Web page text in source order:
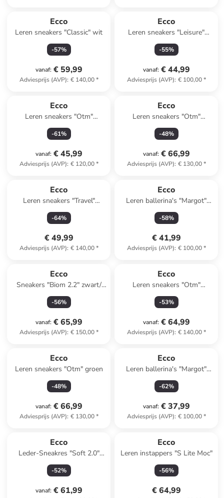
Ecco
Leren sneakers "Classic" wit
-57%
vanaf: € 59,99
Adviesprijs (AVP): € 140,00*
Ecco
Leren sneakers "Leisure"
lichtroze
-55%
vanaf: € 44,99
Adviesprijs (AVP): € 100,00*
Ecco
Leren sneakers "Otm"
lichtroze/wit/beige
-61%
vanaf: € 45,99
Adviesprijs (AVP): € 120,00*
Ecco
Leren sneakers "Otm"
kaki/zwart
-48%
vanaf: € 66,99
Adviesprijs (AVP): € 130,00*
Ecco
Leren sneakers "Travel"
lichtroze
-64%
€ 49,99
Adviesprijs (AVP): € 140,00*
Ecco
Leren ballerina's "Margot"
rood
-58%
€ 41,99
Adviesprijs (AVP): € 100,00*
Ecco
Sneakers "Biom 2.2" zwart/
grijs
-56%
vanaf: € 65,99
Adviesprijs (AVP): € 150,00*
Ecco
Leren sneakers "Otm"
donkerblauw/grijs
-53%
vanaf: € 64,99
Adviesprijs (AVP): € 140,00*
Ecco
Leren sneakers "Otm" groen
-48%
vanaf: € 66,99
Adviesprijs (AVP): € 130,00*
Ecco
Leren ballerina's "Margot"
zilverkleurig
-62%
vanaf: € 37,99
Adviesprijs (AVP): € 100,00*
Ecco
Leder-Sneakres "Soft 2.0"
geel
-52%
vanaf: € 61,99
Ecco
Leren instappers "S Lite Moc"
-56%
€ 64,99